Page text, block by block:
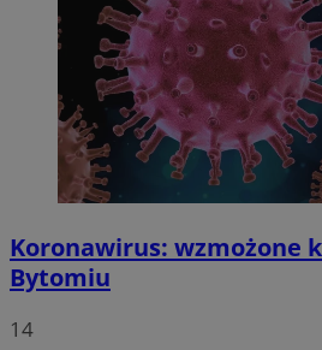
Koronawirus: wzmożone
Bytomiu
14